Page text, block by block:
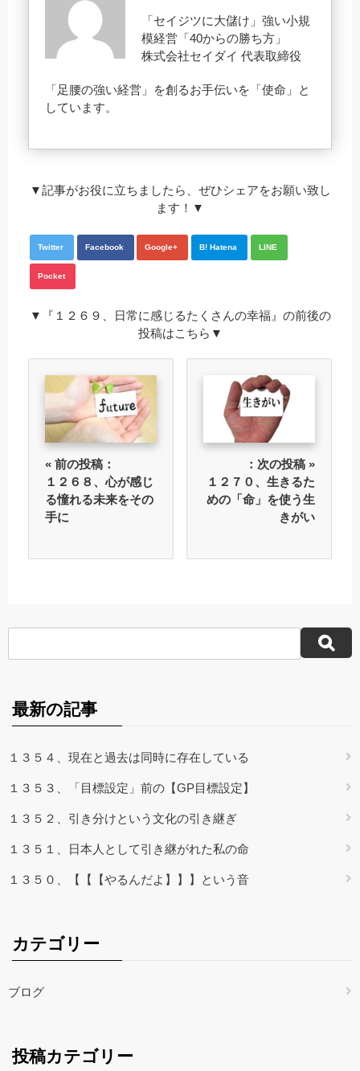
「セイジツに大儲け」強い小規
模経営「40からの勝ち方」
株式会社セイダイ 代表取締役
「足腰の強い経営」を創るお手伝いを「使命」と
しています。
▼記事がお役に立ちましたら、ぜひシェアをお願い致し
ます！▼
Twitter Facebook Google+ B! Hatena LINE
Pocket
▼『１２６９、日常に感じるたくさんの幸福』の前後の
投稿はこちら▼
« 前の投稿：
１２６８、心が感じ
る憧れる未来をその
手に
：次の投稿 »
１２７０、生きるた
めの「命」を使う生
きがい
最新の記事
１３５４、現在と過去は同時に存在している
１３５３、「目標設定」前の【GP目標設定】
１３５２、引き分けという文化の引き継ぎ
１３５１、日本人として引き継がれた私の命
１３５０、【【【やるんだよ】】】という音
カテゴリー
ブログ
投稿カテゴリー